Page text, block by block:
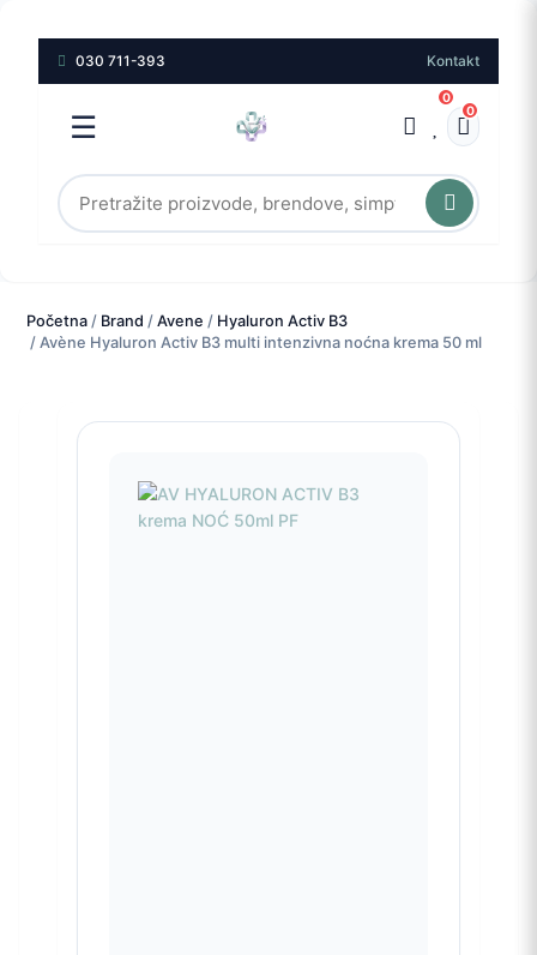
030 711-393 Kontakt
☰
0
0
Početna/ Brand / Avene / Hyaluron Activ B3
/ Avène Hyaluron Activ B3 multi intenzivna noćna krema 50 ml